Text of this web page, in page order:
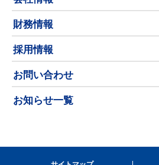
財務情報
採用情報
お問い合わせ
お知らせ一覧